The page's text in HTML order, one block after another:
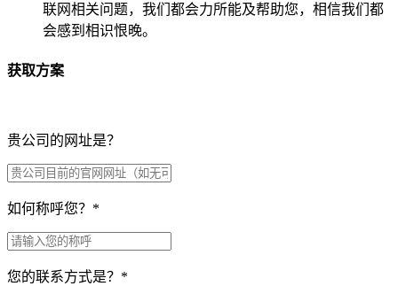
联网相关问题，我们都会力所能及帮助您，相信我们都
会感到相识恨晚。
获取方案
贵公司的网址是？
如何称呼您？ *
您的联系方式是？ *